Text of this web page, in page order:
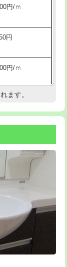
円
円
円
円
積
円
円
円
円
円
円
円
円/ｍ
円
円/ｍ
査
円
円
円
円
ます。